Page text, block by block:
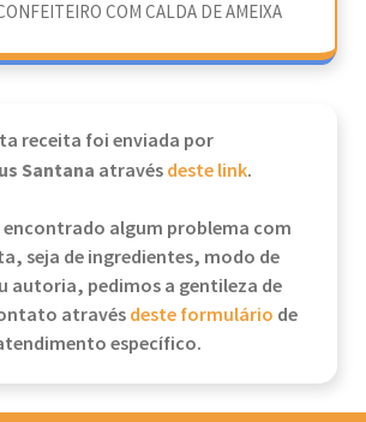
COM CALDA DE AMEIXA
receita foi enviada por
Santana atravésdeste link.
encontrado algum problema com
seja de ingredientes, modo de
autoria, pedimos a gentileza de
atravésdeste formulário de
específico.